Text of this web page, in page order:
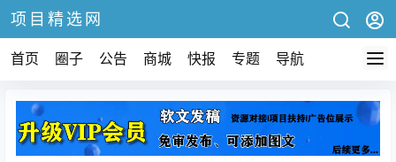
项目精选网
首页 圈子 公告 商城 快报 专题 导航